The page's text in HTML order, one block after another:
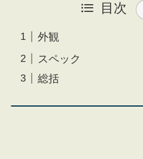
目次
外観
スペック
総括